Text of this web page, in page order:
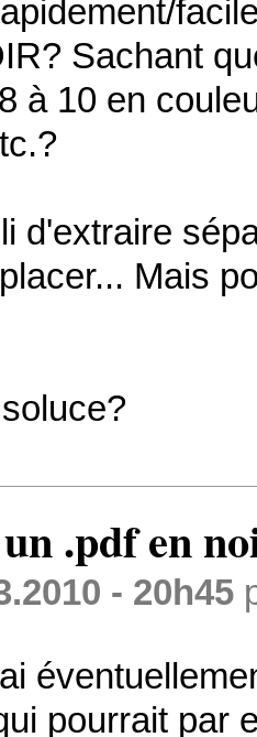
Sachant
à 10 en
d'extraire
Mais
.pdf en
- 20h45
pourrait par